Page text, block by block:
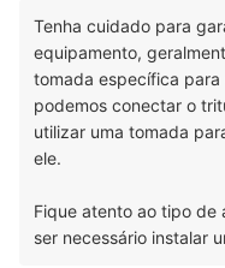
se aprimorou em
até elétrica e hidráulica. Terminou sua segunda pós-graduação em design
de interiores e hoje atua
da área a fazerem obras
suas consultorias online
projetos e obras. Conheça mais sobre o Felipe Castro no Instagram,
Facebook, YouTube e em
Tenha cuidado para
equipamento,
tomada específica
podemos conectar o
utilizar uma tomada
ele.
Fique atento ao tipo de
ser necessário instalar